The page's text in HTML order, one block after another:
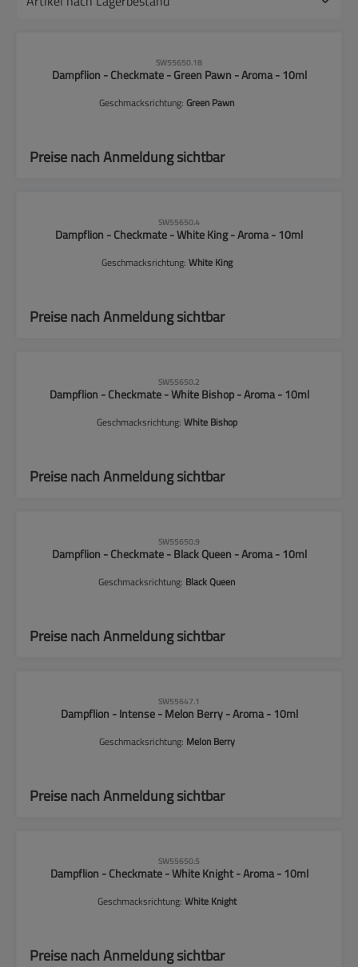
SW55650.18
Dampflion - Checkmate - Green Pawn - Aroma - 10ml
Geschmacksrichtung:Green Pawn
Preise nach Anmeldung sichtbar
SW55650.4
Dampflion - Checkmate - White King - Aroma - 10ml
Geschmacksrichtung: White King
Preise nach Anmeldung sichtbar
SW55650.2
Dampflion - Checkmate - White Bishop - Aroma - 10ml
Geschmacksrichtung: White Bishop
Preise nach Anmeldung sichtbar
SW55650.9
Dampflion - Checkmate - Black Queen - Aroma - 10ml
Geschmacksrichtung: Black Queen
Preise nach Anmeldung sichtbar
SW55647.1
Dampflion - Intense - Melon Berry - Aroma - 10ml
Geschmacksrichtung: Melon Berry
Preise nach Anmeldung sichtbar
SW55650.5
Dampflion - Checkmate - White Knight - Aroma - 10ml
Geschmacksrichtung: White Knight
Preise nach Anmeldung sichtbar